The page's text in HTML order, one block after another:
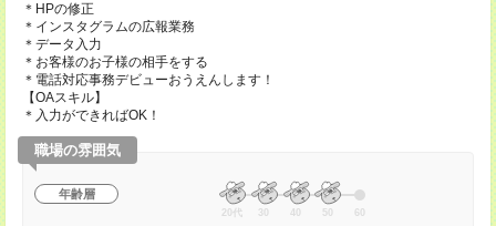
＊HPの修正
＊インスタグラムの広報業務
＊データ入力
＊お客様のお子様の相手をする
＊電話対応事務デビューおうえんします！
【OAスキル】
＊入力ができればOK！
職場の雰囲気
年齢層
20代 30 40 50 60